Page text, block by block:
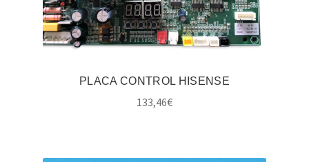
PLACA CONTROL HISENSE
133,46€